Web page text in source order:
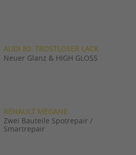
AUDI 80: TROSTLOSER LACK
Neuer Glanz & HIGH GLOSS
RENAULT MEGANE
Zwei Bauteile Spotrepair /
Smartrepair